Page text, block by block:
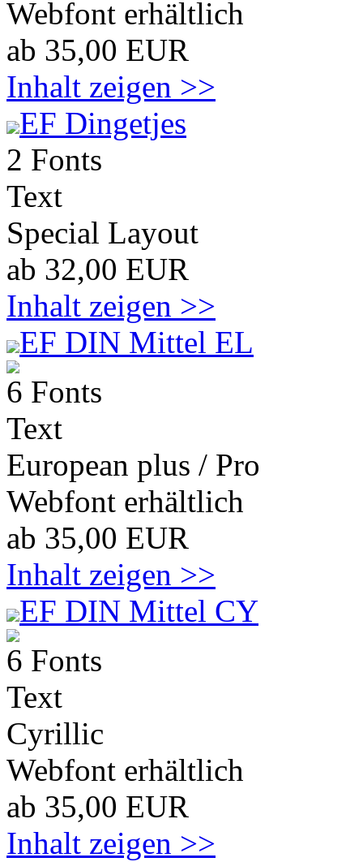
Webfont erhältlich
ab 35,00 EUR
Inhalt zeigen >>
EF Dingetjes
2 Fonts
Text
Special Layout
ab 32,00 EUR
Inhalt zeigen >>
EF DIN Mittel EL
6 Fonts
Text
European plus / Pro
Webfont erhältlich
ab 35,00 EUR
Inhalt zeigen >>
EF DIN Mittel CY
6 Fonts
Text
Cyrillic
Webfont erhältlich
ab 35,00 EUR
Inhalt zeigen >>